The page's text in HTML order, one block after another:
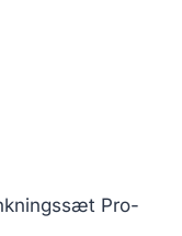
kr..
Pro-